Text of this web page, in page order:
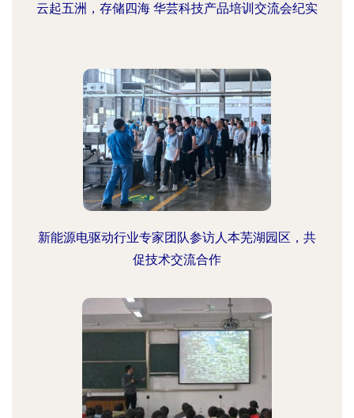
云起五洲，存储四海 华芸科技产品培训交流会纪实
新能源电驱动行业专家团队参访人本芜湖园区，共
促技术交流合作